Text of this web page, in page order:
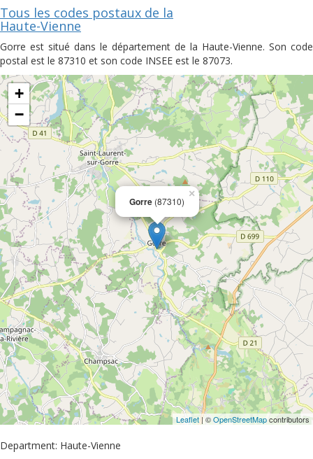
Tous les codes postaux de la
Haute-Vienne
Gorre est situé dans le département de la Haute-Vienne. Son code
postal est le 87310 et son code INSEE est le 87073.
Gorre (87310)
×
+
−
Leaflet| ©OpenStreetMapcontributors
Department: Haute-Vienne